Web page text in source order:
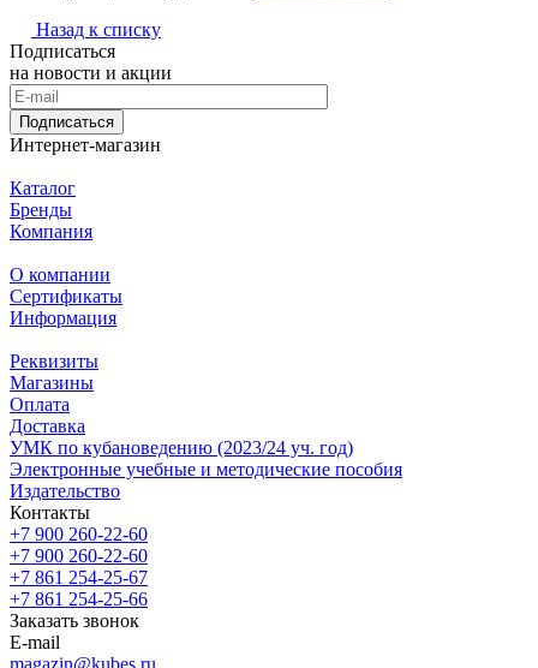
Назад к списку
Подписаться
на новости и акции
Подписаться
Интернет-магазин
Каталог
Бренды
Компания
О компании
Сертификаты
Информация
Реквизиты
Магазины
Oплата
Доставка
УМК по кубановедению (2023/24 уч. год)
Электронные учебные и методические пособия
Издательство
Контакты
+7 900 260-22-60
+7 900 260-22-60
+7 861 254-25-67
+7 861 254-25-66
Заказать звонок
E-mail
magazin@kubes.ru